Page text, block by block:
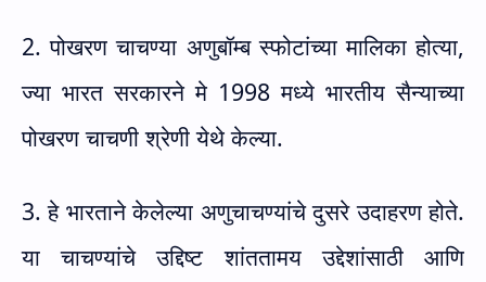
2. पोखरण चाचण्या अणुबॉम्ब स्फोटांच्या मालिका होत्या,
ज्या भारत सरकारने मे 1998 मध्ये भारतीय सैन्याच्या
पोखरण चाचणी श्रेणी येथे केल्या.
3. हे भारताने केलेल्या अणुचाचण्यांचे दुसरे उदाहरण होते.
या चाचण्यांचे उद्दिष्ट शांततामय उद्देशांसाठी आणि